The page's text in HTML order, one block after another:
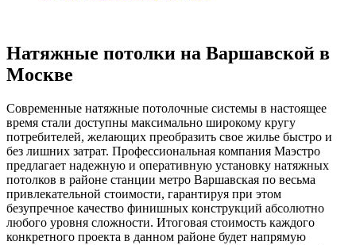
Натяжные потолки на Варшавской в
Москве
Современные натяжные потолочные системы в настоящее
время стали доступны максимально широкому кругу
потребителей, желающих преобразить свое жилье быстро и
без лишних затрат. Профессиональная компания Маэстро
предлагает надежную и оперативную установку натяжных
потолков в районе станции метро Варшавская по весьма
привлекательной стоимости, гарантируя при этом
безупречное качество финишных конструкций абсолютно
любого уровня сложности. Итоговая стоимость каждого
конкретного проекта в данном районе будет напрямую